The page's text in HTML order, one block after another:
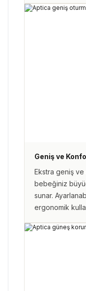
Geniş ve
Ekstra geniş
bebeğiniz
sunar.
ergonomik